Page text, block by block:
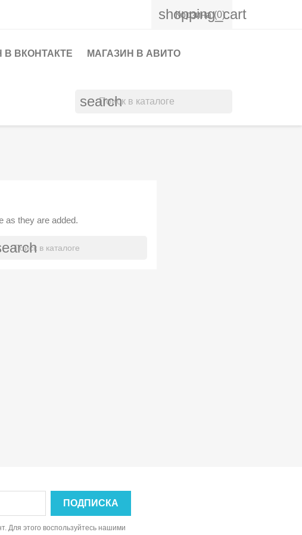
shopping_cart
Корзина (0)
В ВКОНТАКТЕ МАГАЗИН В АВИТО
search
as they are added.
Для этого воспользуйтесь нашими